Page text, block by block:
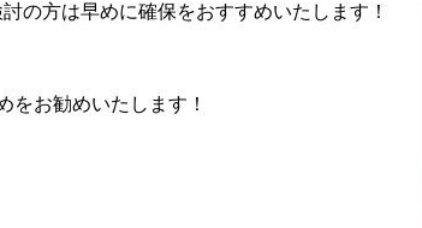
の方は早めに確保をおすすめいたします！
をお勧めいたします！